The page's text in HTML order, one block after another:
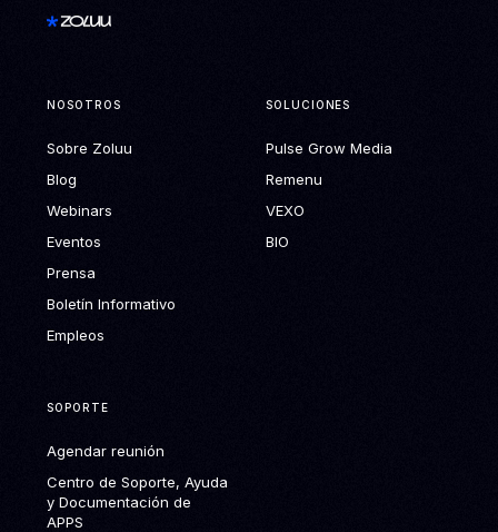
NOSOTROS
Sobre Zoluu
Blog
Webinars
Eventos
Prensa
Boletín Informativo
Empleos
SOLUCIONES
Pulse Grow Media
Remenu
VEXO
BIO
SOPORTE
Agendar reunión
Centro de Soporte, Ayuda
y Documentación de
APPS